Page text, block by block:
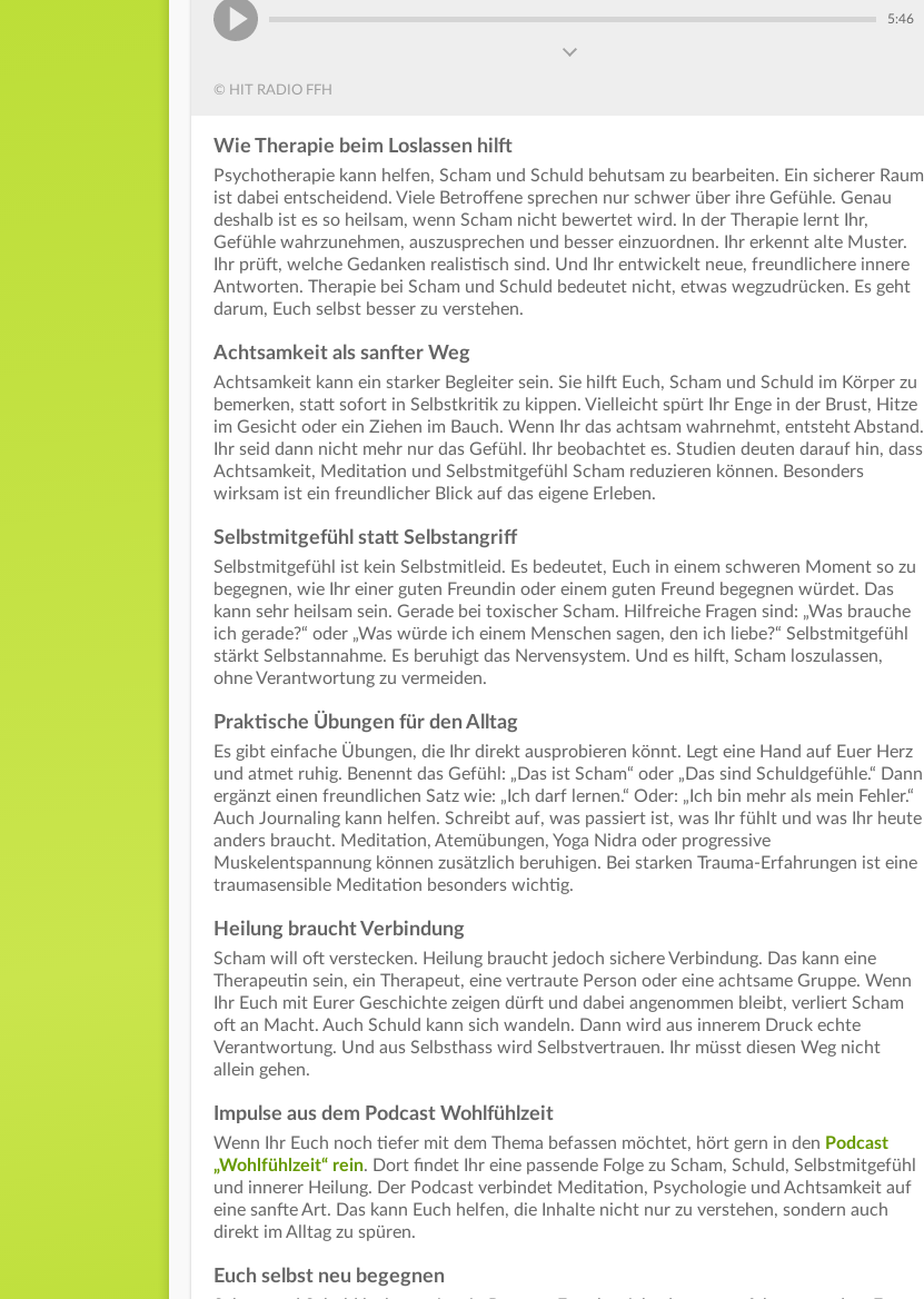
5:46
© HIT RADIO FFH
Wie Therapie beim Loslassen hilft
Psychotherapie kann helfen, Scham und Schuld behutsam zu bearbeiten. Ein sicherer Raum
ist dabei entscheidend. Viele Betroffene sprechen nur schwer über ihre Gefühle. Genau
deshalb ist es so heilsam, wenn Scham nicht bewertet wird. In der Therapie lernt Ihr,
Gefühle wahrzunehmen, auszusprechen und besser einzuordnen. Ihr erkennt alte Muster.
Ihr prüft, welche Gedanken realistisch sind. Und Ihr entwickelt neue, freundlichere innere
Antworten. Therapie bei Scham und Schuld bedeutet nicht, etwas wegzudrücken. Es geht
darum, Euch selbst besser zu verstehen.
Achtsamkeit als sanfter Weg
Achtsamkeit kann ein starker Begleiter sein. Sie hilft Euch, Scham und Schuld im Körper zu
bemerken, statt sofort in Selbstkritik zu kippen. Vielleicht spürt Ihr Enge in der Brust, Hitze
im Gesicht oder ein Ziehen im Bauch. Wenn Ihr das achtsam wahrnehmt, entsteht Abstand.
Ihr seid dann nicht mehr nur das Gefühl. Ihr beobachtet es. Studien deuten darauf hin, dass
Achtsamkeit, Meditation und Selbstmitgefühl Scham reduzieren können. Besonders
wirksam ist ein freundlicher Blick auf das eigene Erleben.
Selbstmitgefühl statt Selbstangriff
Selbstmitgefühl ist kein Selbstmitleid. Es bedeutet, Euch in einem schweren Moment so zu
begegnen, wie Ihr einer guten Freundin oder einem guten Freund begegnen würdet. Das
kann sehr heilsam sein. Gerade bei toxischer Scham. Hilfreiche Fragen sind: „Was brauche
ich gerade?“ oder „Was würde ich einem Menschen sagen, den ich liebe?“ Selbstmitgefühl
stärkt Selbstannahme. Es beruhigt das Nervensystem. Und es hilft, Scham loszulassen,
ohne Verantwortung zu vermeiden.
Praktische Übungen für den Alltag
Es gibt einfache Übungen, die Ihr direkt ausprobieren könnt. Legt eine Hand auf Euer Herz
und atmet ruhig. Benennt das Gefühl: „Das ist Scham“ oder „Das sind Schuldgefühle.“ Dann
ergänzt einen freundlichen Satz wie: „Ich darf lernen.“ Oder: „Ich bin mehr als mein Fehler.“
Auch Journaling kann helfen. Schreibt auf, was passiert ist, was Ihr fühlt und was Ihr heute
anders braucht. Meditation, Atemübungen, Yoga Nidra oder progressive
Muskelentspannung können zusätzlich beruhigen. Bei starken Trauma-Erfahrungen ist eine
traumasensible Meditation besonders wichtig.
Heilung braucht Verbindung
Scham will oft verstecken. Heilung braucht jedoch sichere Verbindung. Das kann eine
Therapeutin sein, ein Therapeut, eine vertraute Person oder eine achtsame Gruppe. Wenn
Ihr Euch mit Eurer Geschichte zeigen dürft und dabei angenommen bleibt, verliert Scham
oft an Macht. Auch Schuld kann sich wandeln. Dann wird aus innerem Druck echte
Verantwortung. Und aus Selbsthass wird Selbstvertrauen. Ihr müsst diesen Weg nicht
allein gehen.
Impulse aus dem Podcast Wohlfühlzeit
Wenn Ihr Euch noch tiefer mit dem Thema befassen möchtet, hört gern in den Podcast
„Wohlfühlzeit“ rein. Dort findet Ihr eine passende Folge zu Scham, Schuld, Selbstmitgefühl
und innerer Heilung. Der Podcast verbindet Meditation, Psychologie und Achtsamkeit auf
eine sanfte Art. Das kann Euch helfen, die Inhalte nicht nur zu verstehen, sondern auch
direkt im Alltag zu spüren.
Euch selbst neu begegnen